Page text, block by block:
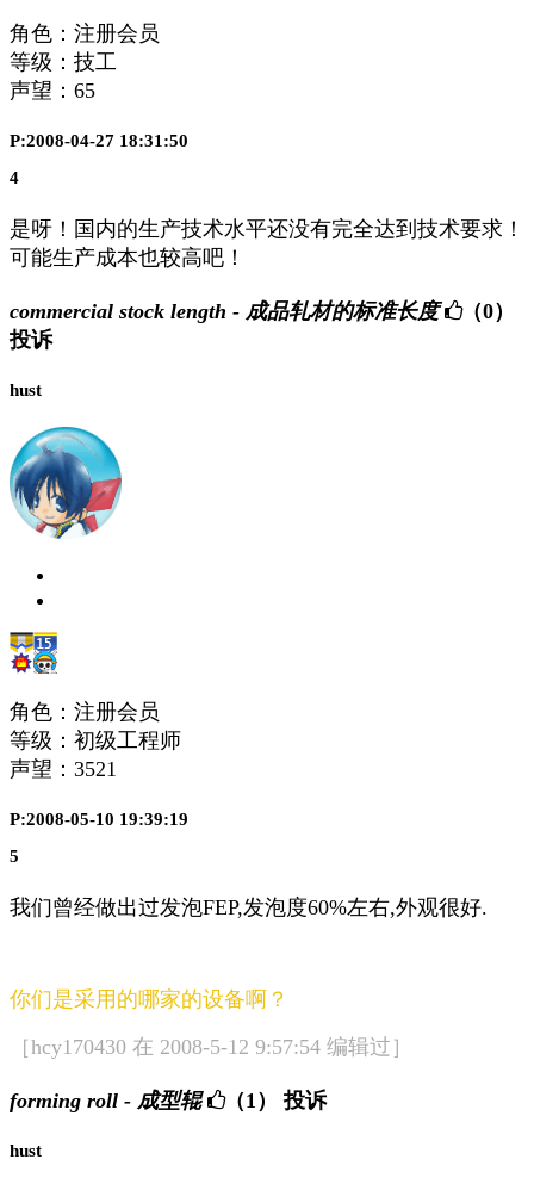
角色：注册会员
等级：技工
声望： 65
P:2008-04-27 18:31:50
4
是呀！国内的生产技术水平还没有完全达到技术要求！
可能生产成本也较高吧！
commercial stock length - 成品轧材的标准长度
（0）
投诉
hust
角色：注册会员
等级：初级工程师
声望： 3521
P:2008-05-10 19:39:19
5
我们曾经做出过发泡FEP,发泡度60%左右,外观很好.
你们是采用的哪家的设备啊？
［hcy170430 在 2008-5-12 9:57:54 编辑过］
forming roll - 成型辊 （1） 投诉
hust